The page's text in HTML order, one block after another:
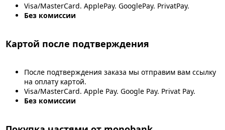
Visa/MasterCard. ApplePay. GooglePay. PrivatPay.
Без комиссии
Картой после подтверждения
После подтверждения заказа мы отправим вам ссылку
на оплату картой.
Visa/MasterCard. Apple Pay. Google Pay. Privat Pay.
Без комиссии